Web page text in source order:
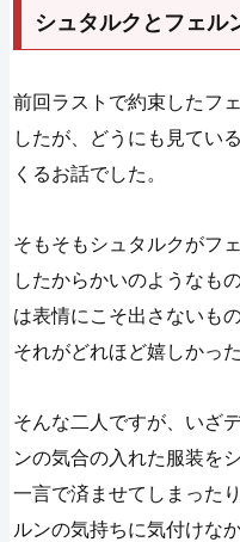
シュタルクとフェル
前回ラストで約束したフ
したが、どうにも見てい
くるお話でした。
そもそもシュタルクがフ
したからかいのようなも
は表情にこそ出さないも
それがどれほど嬉しかっ
そんな二人ですが、いざ
ンの気合の入れた服装を
一言で済ませてしまった
ルンの気持ちに気付けな